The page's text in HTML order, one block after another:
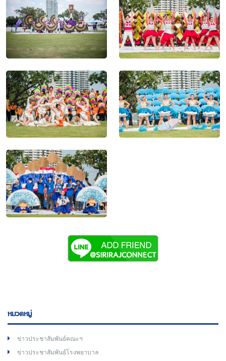
หมวดหมู่
ข่าวประชาสัมพันธ์คณะฯ
ข่าวประชาสัมพันธ์โรงพยาบาล